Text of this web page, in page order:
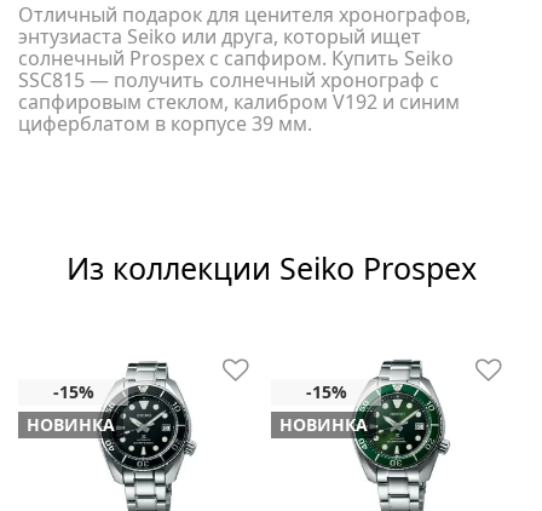
Отличный подарок для ценителя хронографов,
энтузиаста Seiko или друга, который ищет
солнечный Prospex с сапфиром. Купить Seiko
SSC815 — получить солнечный хронограф с
сапфировым стеклом, калибром V192 и синим
циферблатом в корпусе 39 мм.
Из коллекции Seiko Prospex
НОВИНКА НОВИНКА